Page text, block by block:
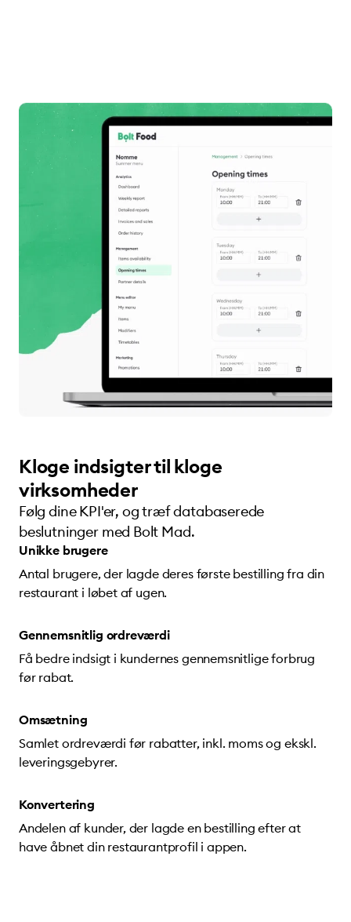
Kloge indsigter til kloge
virksomheder
Følg dine KPI'er, og træf databaserede
beslutninger med Bolt Mad.
Unikke brugere
Antal brugere, der lagde deres første bestilling fra din
restaurant i løbet af ugen.
Gennemsnitlig ordreværdi
Få bedre indsigt i kundernes gennemsnitlige forbrug
før rabat.
Omsætning
Samlet ordreværdi før rabatter, inkl. moms og ekskl.
leveringsgebyrer.
Konvertering
Andelen af kunder, der lagde en bestilling efter at
have åbnet din restaurantprofil i appen.